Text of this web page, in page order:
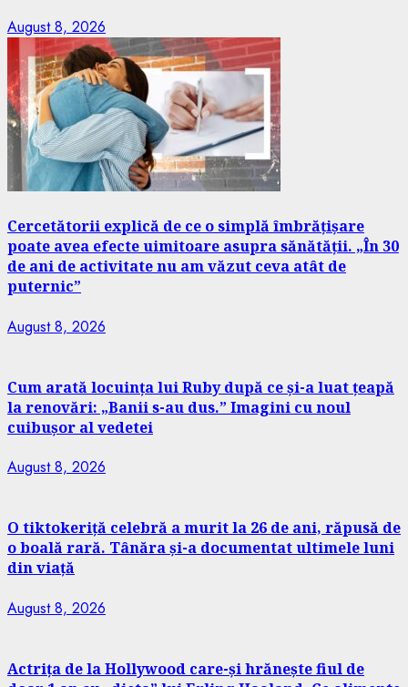
August 8, 2026
Cercetătorii explică de ce o simplă îmbrățișare
poate avea efecte uimitoare asupra sănătății. „În 30
de ani de activitate nu am văzut ceva atât de
puternic”
August 8, 2026
Cum arată locuința lui Ruby după ce și-a luat țeapă
la renovări: „Banii s-au dus.” Imagini cu noul
cuibușor al vedetei
August 8, 2026
O tiktokeriță celebră a murit la 26 de ani, răpusă de
o boală rară. Tânăra și-a documentat ultimele luni
din viață
August 8, 2026
Actrița de la Hollywood care-și hrănește fiul de